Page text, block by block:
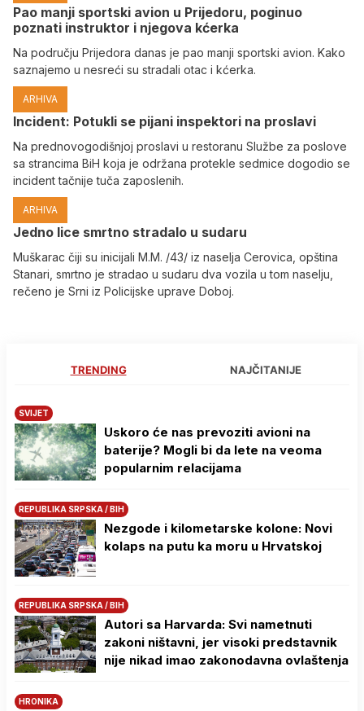
Pao manji sportski avion u Prijedoru, poginuo
poznati instruktor i njegova kćerka
Na području Prijedora danas je pao manji sportski avion. Kako
saznajemo u nesreći su stradali otac i kćerka.
ARHIVA
Incident: Potukli se pijani inspektori na proslavi
Na prednovogodišnjoj proslavi u restoranu Službe za poslove
sa strancima BiH koja je održana protekle sedmice dogodio se
incident tačnije tuča zaposlenih.
ARHIVA
Јedno lice smrtno stradalo u sudaru
Muškarac čiji su inicijali M.M. /43/ iz naselja Cerovica, opština
Stanari, smrtno je stradao u sudaru dva vozila u tom naselju,
rečeno je Srni iz Policijske uprave Doboj.
TRENDING NAJČITANIJE
SVIJET
Uskoro će nas prevoziti avioni na
baterije? Mogli bi da lete na veoma
popularnim relacijama
REPUBLIKA SRPSKA / BIH
Nezgode i kilometarske kolone: Novi
kolaps na putu ka moru u Hrvatskoj
REPUBLIKA SRPSKA / BIH
Autori sa Harvarda: Svi nametnuti
zakoni ništavni, jer visoki predstavnik
nije nikad imao zakonodavna ovlaštenja
HRONIKA